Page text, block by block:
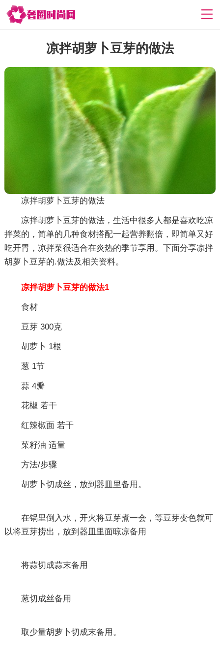
凉拌胡萝卜豆芽的做法
凉拌胡萝卜豆芽的做法
凉拌胡萝卜豆芽的做法，生活中很多人都是喜欢吃凉
拌菜的，简单的几种食材搭配一起营养翻倍，即简单又好
吃开胃，凉拌菜很适合在炎热的季节享用。下面分享凉拌
胡萝卜豆芽的.做法及相关资料。
凉拌胡萝卜豆芽的做法1
食材
豆芽 300克
胡萝卜 1根
葱 1节
蒜 4瓣
花椒 若干
红辣椒面 若干
菜籽油 适量
方法/步骤
胡萝卜切成丝，放到器皿里备用。
在锅里倒入水，开火将豆芽煮一会，等豆芽变色就可
以将豆芽捞出，放到器皿里面晾凉备用
将蒜切成蒜末备用
葱切成丝备用
取少量胡萝卜切成末备用。